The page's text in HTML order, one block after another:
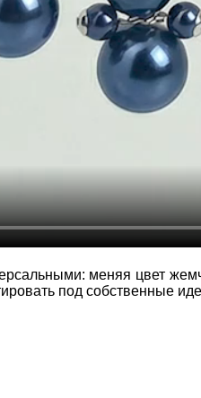
меняя цвет
под собственные